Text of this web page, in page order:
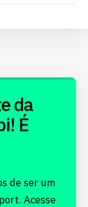
da
É
de ser um
Acesse